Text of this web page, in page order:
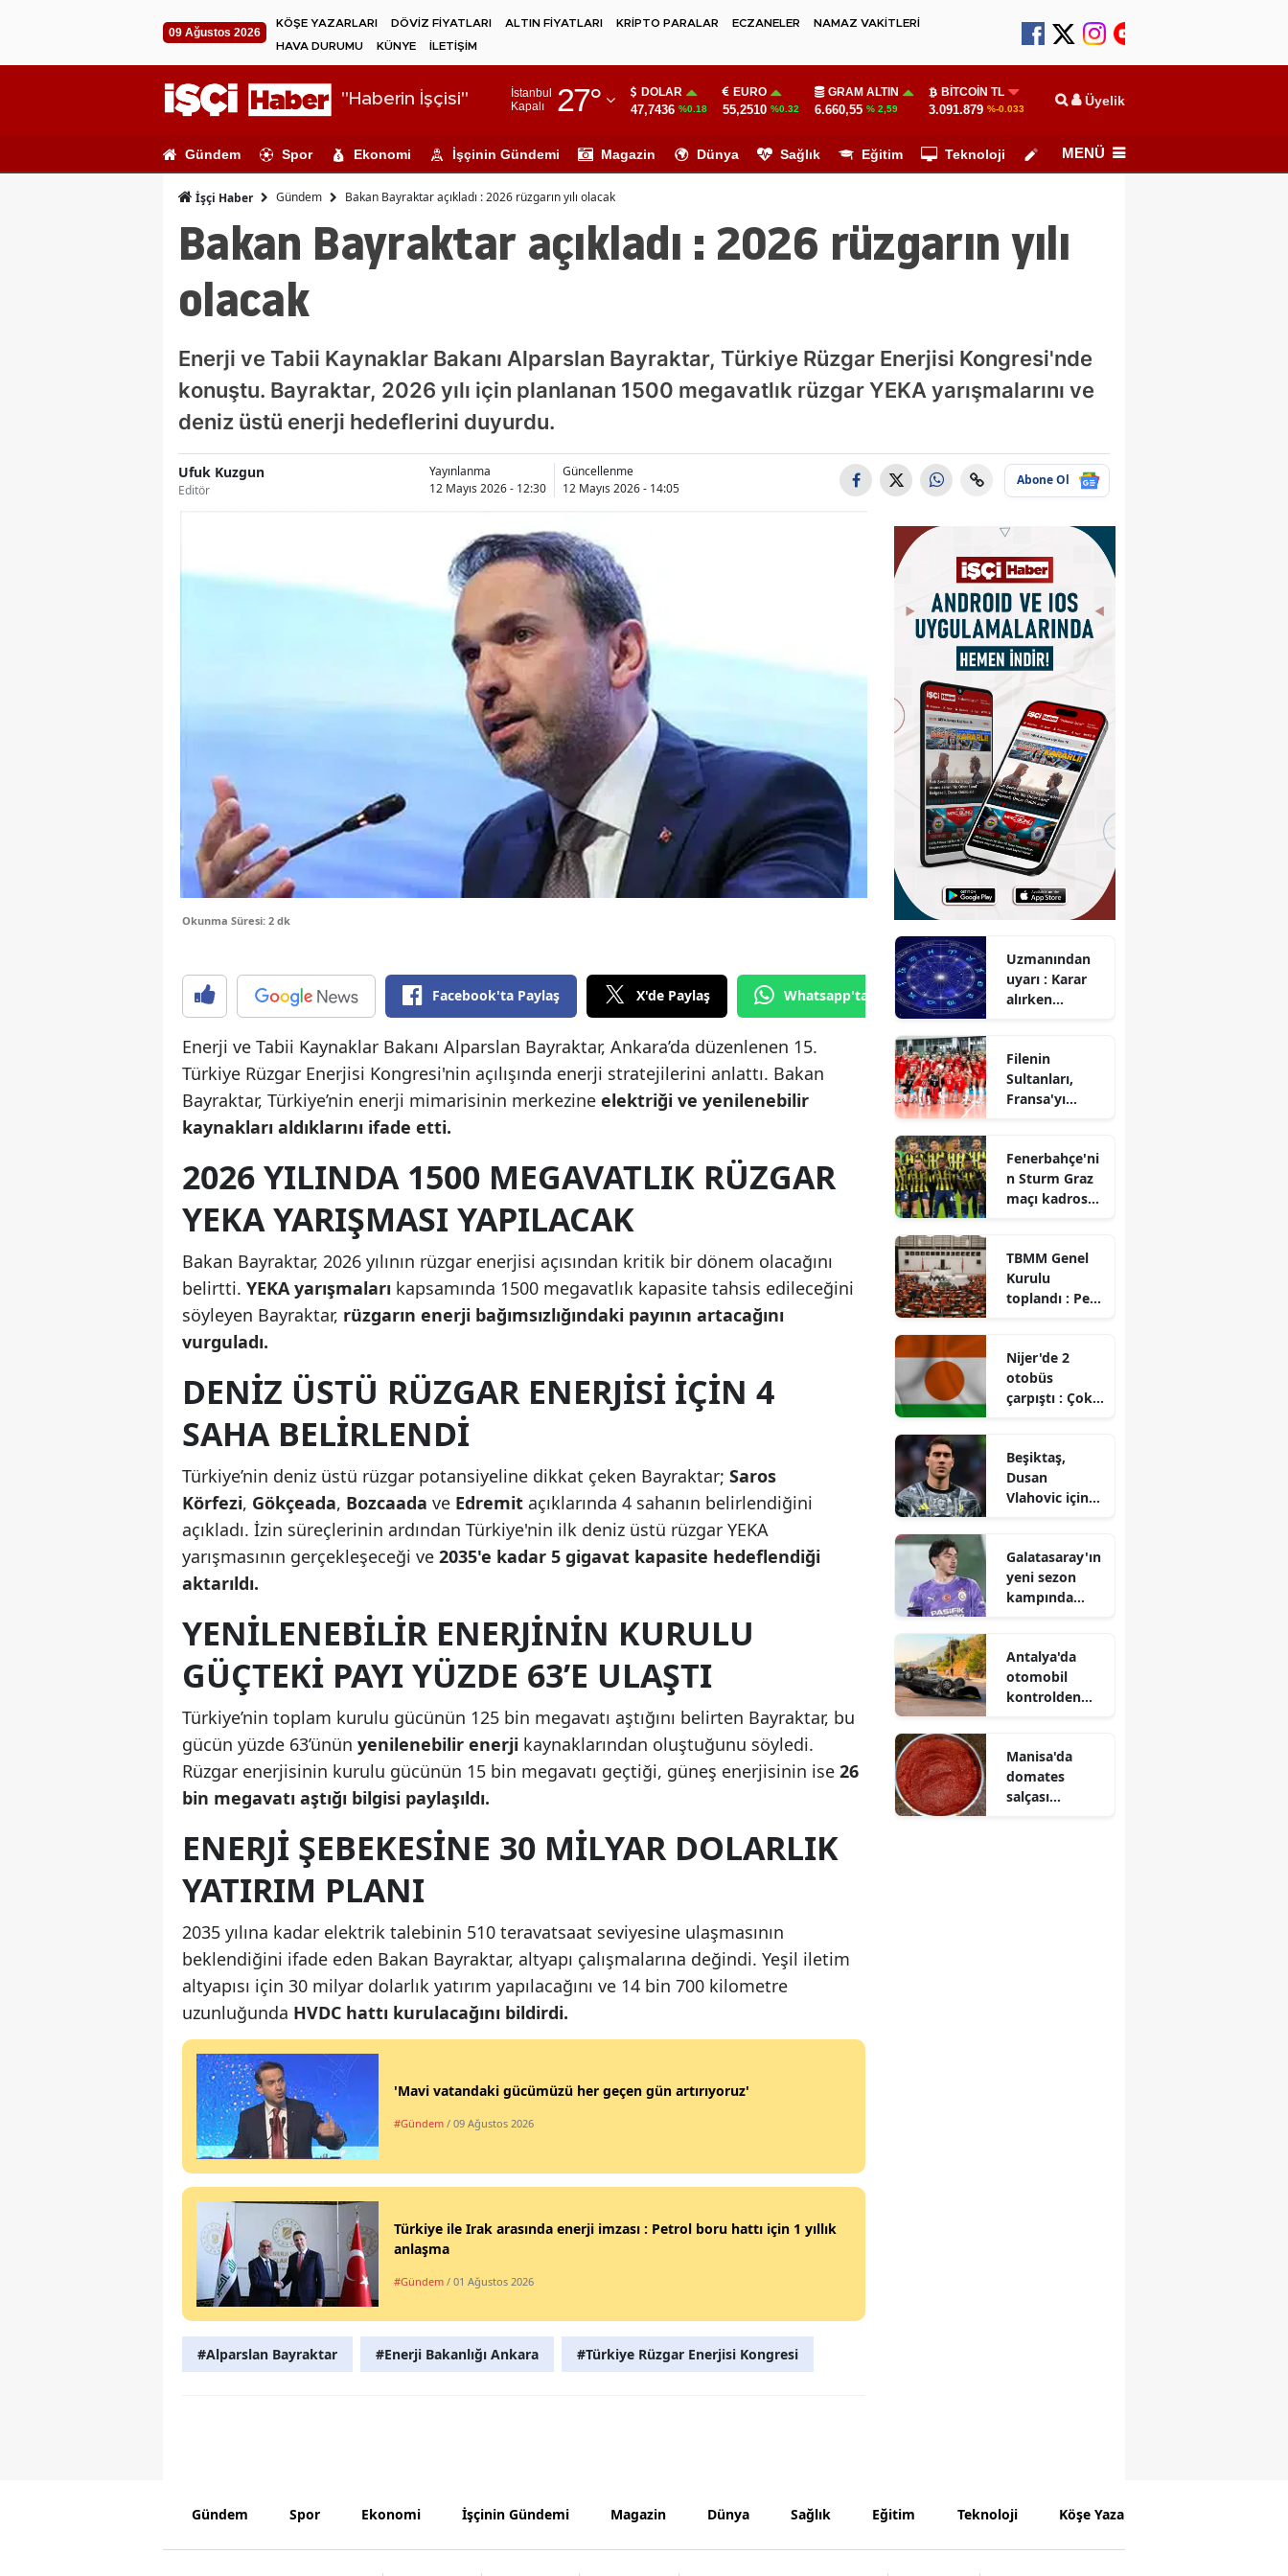
09 Ağustos 2026
KÖŞE YAZARLARI DÖVİZ FİYATLARI ALTIN FİYATLARI KRİPTO PARALAR ECZANELER
NAMAZ VAKİTLERİ
HAVA DURUMU
KÜNYE İLETİŞİM
"Haberin İşçisi"
İstanbul
Kapalı
27°
Adıyaman
Ağrı
Ankara
Aydın
Balıkesir
Bilecik
Bingöl
Bitlis
Bolu
Burdur
Bursa
Çanakkale
Çankırı
Çorum
Denizli
Diyarbakır
Edirne
Erzurum
Eskişehir
Gaziantep
Hatay
Isparta
Mersin
İzmir
Kastamonu
Kayseri
Kırklareli
Kocaeli
Konya
Malatya
Manisa
Kahramanmaraş
Mardin
Muş
Nevşehir
Niğde
Rize
Samsun
Tekirdağ
Tokat
DOLAR
47,7436 %0.18
EURO
55,2510 %0.32
GRAM ALTIN
6.660,55 % 2,59
BITCOIN TL
3.091.879 %-0.033 Üyelik
Gündem Spor Ekonomi İşçinin Gündemi Magazin Dünya Sağlık Eğitim Teknoloji Köşe Yazarları
MENÜ
İşçi Haber Gündem Bakan Bayraktar açıkladı : 2026 rüzgarın yılı olacak
Bakan Bayraktar açıkladı : 2026 rüzgarın yılı
olacak
Enerji ve Tabii Kaynaklar Bakanı Alparslan Bayraktar, Türkiye Rüzgar Enerjisi Kongresi'nde
konuştu. Bayraktar, 2026 yılı için planlanan 1500 megavatlık rüzgar YEKA yarışmalarını ve
deniz üstü enerji hedeflerini duyurdu.
Ufuk Kuzgun
Editör
Yayınlanma
12 Mayıs 2026 - 12:30
Güncellenme
12 Mayıs 2026 - 14:05
Abone Ol
Okunma Süresi: 2 dk
Facebook'ta Paylaş X'de Paylaş Whatsapp'tan Gönder
Enerji ve Tabii Kaynaklar Bakanı Alparslan Bayraktar, Ankara’da düzenlenen 15.
Türkiye Rüzgar Enerjisi Kongresi'nin açılışında enerji stratejilerini anlattı. Bakan
Bayraktar, Türkiye’nin enerji mimarisinin merkezine elektriği ve yenilenebilir
kaynakları aldıklarını ifade etti.
2026 YILINDA 1500 MEGAVATLIK RÜZGAR
YEKA YARIŞMASI YAPILACAK
Bakan Bayraktar, 2026 yılının rüzgar enerjisi açısından kritik bir dönem olacağını
belirtti. YEKA yarışmaları kapsamında 1500 megavatlık kapasite tahsis edileceğini
söyleyen Bayraktar, rüzgarın enerji bağımsızlığındaki payının artacağını
vurguladı.
DENIZ ÜSTÜ RÜZGAR ENERJISI IÇIN 4
SAHA BELIRLENDI
Türkiye’nin deniz üstü rüzgar potansiyeline dikkat çeken Bayraktar; Saros
Körfezi, Gökçeada, Bozcaada ve Edremit açıklarında 4 sahanın belirlendiğini
açıkladı. İzin süreçlerinin ardından Türkiye'nin ilk deniz üstü rüzgar YEKA
yarışmasının gerçekleşeceği ve 2035'e kadar 5 gigavat kapasite hedeflendiği
aktarıldı.
YENILENEBILIR ENERJININ KURULU
GÜÇTEKI PAYI YÜZDE 63’E ULAŞTI
Türkiye’nin toplam kurulu gücünün 125 bin megavatı aştığını belirten Bayraktar, bu
gücün yüzde 63’ünün yenilenebilir enerji kaynaklarından oluştuğunu söyledi.
Rüzgar enerjisinin kurulu gücünün 15 bin megavatı geçtiği, güneş enerjisinin ise 26
bin megavatı aştığı bilgisi paylaşıldı.
ENERJI ŞEBEKESINE 30 MILYAR DOLARLIK
YATIRIM PLANI
2035 yılına kadar elektrik talebinin 510 teravatsaat seviyesine ulaşmasının
beklendiğini ifade eden Bakan Bayraktar, altyapı çalışmalarına değindi. Yeşil iletim
altyapısı için 30 milyar dolarlık yatırım yapılacağını ve 14 bin 700 kilometre
uzunluğunda HVDC hattı kurulacağını bildirdi.
'Mavi vatandaki gücümüzü her geçen gün artırıyoruz'
#Gündem / 09 Ağustos 2026
Türkiye ile Irak arasında enerji imzası : Petrol boru hattı için 1 yıllık
anlaşma
#Gündem / 01 Ağustos 2026
#Alparslan Bayraktar #Enerji Bakanlığı Ankara #Türkiye Rüzgar Enerjisi Kongresi
Uzmanından
uyarı : Karar
alırken
gerekiyor
Filenin
Sultanları,
Fransa'yı
Fenerbahçe'ni
n Sturm Graz
maçı kadrosu
oluşacak?
TBMM Genel
Kurulu
toplandı : Pek
geldi
Nijer'de 2
otobüs
çarpıştı : Çok
Beşiktaş,
Dusan
Vlahovic için
bulundu mu?
Galatasaray'ın
yeni sezon
kampında
çekiyor!
Antalya'da
otomobil
kontrolden
: Sürücü
yaralandı
Manisa'da
domates
salçası
Gündem Spor Ekonomi İşçinin Gündemi Magazin Dünya Sağlık Eğitim Teknoloji Köşe Yazarları